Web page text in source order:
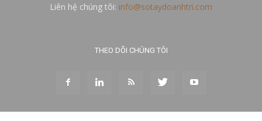
Liên hệ chúng tôi: info@sotaydoanhtri.com
THEO DÕI CHÚNG TÔI